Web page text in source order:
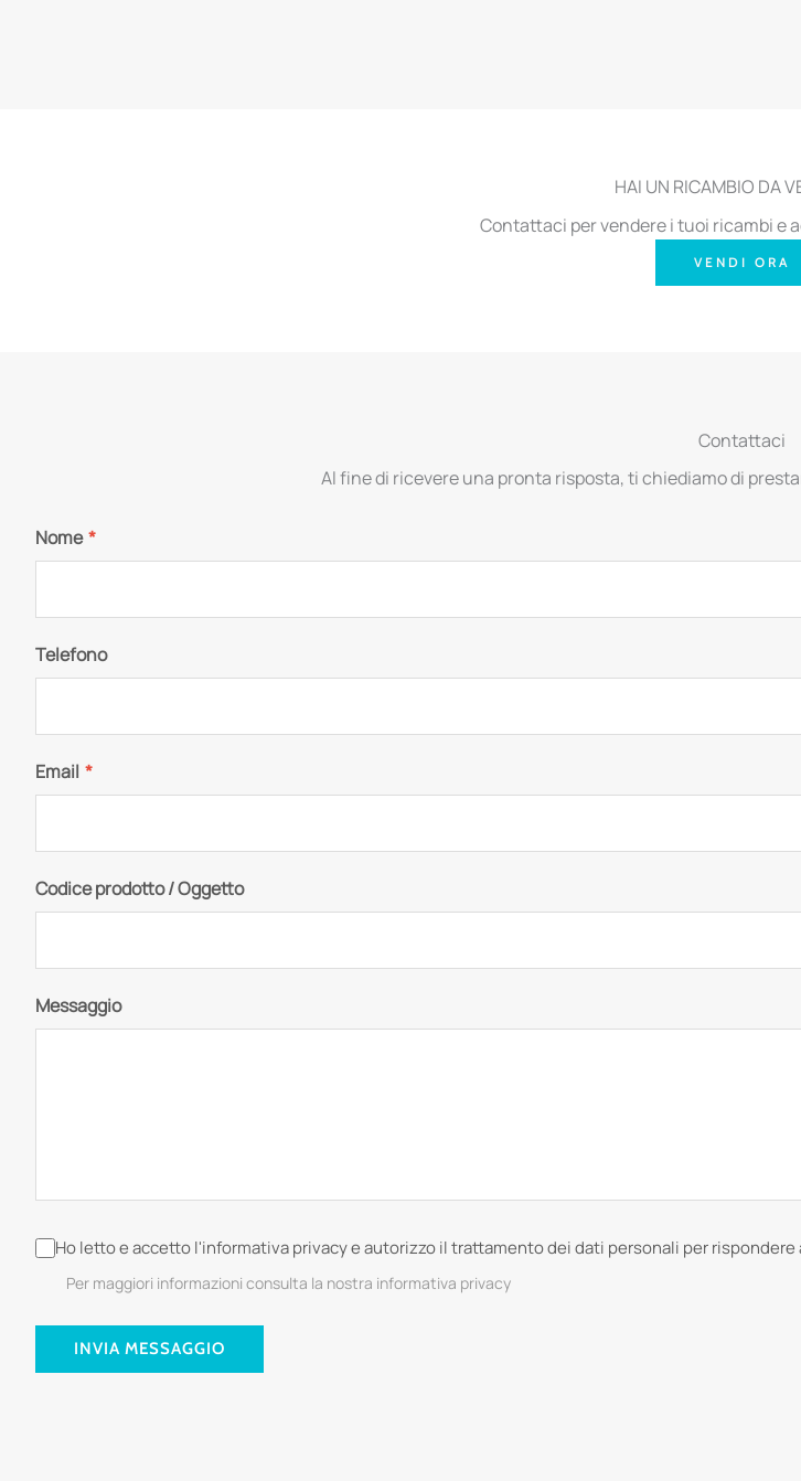
HAI UN RICAMBIO DA
Contattaci per vendere i tuoi ricambi e
VENDI ORA
Contattaci
Al fine di ricevere una pronta risposta, ti chiediamo di
Nome*
Telefono
Email *
Codice prodotto / Oggetto
Messaggio
Ho letto e accetto l'informativa privacy e autorizzo il trattamento dei dati personali per rispondere
Per maggiori informazioni consulta la nostra informativa privacy
INVIA MESSAGGIO